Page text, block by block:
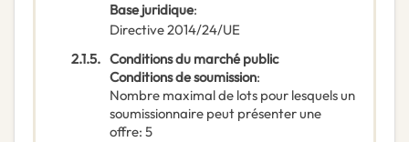
Base juridique:
Directive 2014/24/UE
2.1.5. Conditions du marché public
Conditions de soumission:
Nombre maximal de lots pour lesquels un
soumissionnaire peut présenter une
offre: 5